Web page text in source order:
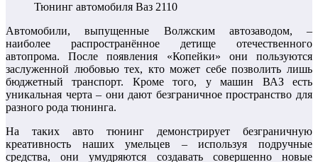
Тюнинг автомобиля Ваз 2110
Автомобили, выпущенные Волжским автозаводом, –
наиболее распространённое детище отечественного
автопрома. После появления «Копейки» они пользуются
заслуженной любовью тех, кто может себе позволить лишь
бюджетный транспорт. Кроме того, у машин ВАЗ есть
уникальная черта – они дают безграничное пространство для
разного рода тюнинга.
На таких авто тюнинг демонстрирует безграничную
креативность наших умельцев – используя подручные
средства, они умудряются создавать совершенно новые